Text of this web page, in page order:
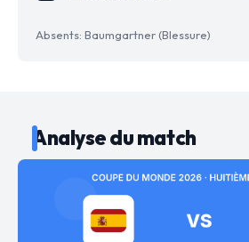
Absents: Baumgartner (Blessure)
Analyse du match